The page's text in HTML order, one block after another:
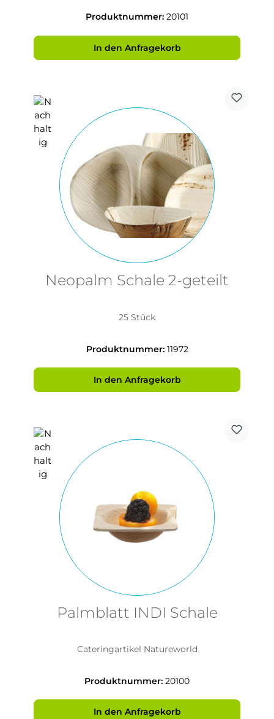
Produktnummer: 20101
In den Anfragekorb
Neopalm Schale 2-geteilt
25 Stück
Produktnummer: 11972
In den Anfragekorb
Palmblatt INDI Schale
Cateringartikel Natureworld
Produktnummer: 20100
In den Anfragekorb